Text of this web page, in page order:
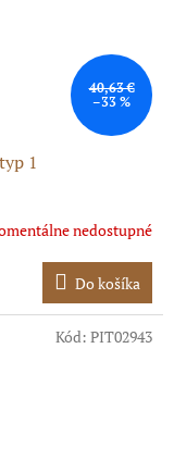
40,63 €
–33 %
1
nedostupné
Do košíka
Kód: PIT02943